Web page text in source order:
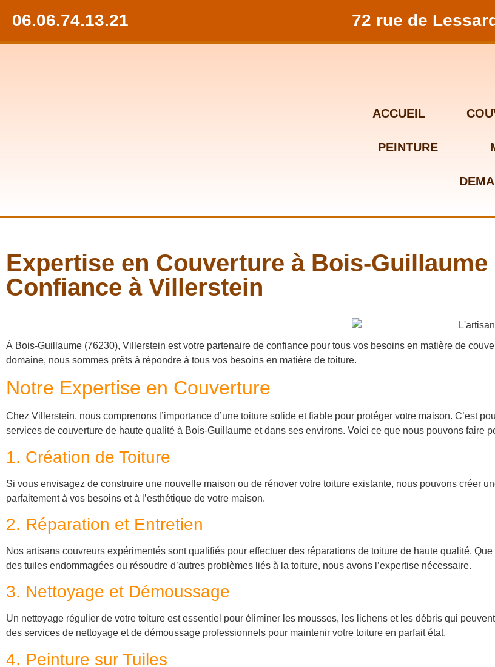
06.06.74.13.21 72 rue de
ACCUEIL
PEINTURE
Expertise en Couverture à Bois-Guillaume
Confiance à Villerstein
À Bois-Guillaume (76230), Villerstein est votre partenaire de confiance pour tous vos besoins en matière de
domaine, nous sommes prêts à répondre à tous vos besoins en matière de toiture.
Notre Expertise en Couverture
Chez Villerstein, nous comprenons l’importance d’une toiture solide et fiable pour protéger votre maison. C’est
services de couverture de haute qualité à Bois-Guillaume et dans ses environs. Voici ce que nous pouvons faire
1. Création de Toiture
Si vous envisagez de construire une nouvelle maison ou de rénover votre toiture existante, nous pouvons créer
parfaitement à vos besoins et à l’esthétique de votre maison.
2. Réparation et Entretien
Nos artisans couvreurs expérimentés sont qualifiés pour effectuer des réparations de toiture de haute qualité.
des tuiles endommagées ou résoudre d’autres problèmes liés à la toiture, nous avons l’expertise nécessaire.
3. Nettoyage et Démoussage
Un nettoyage régulier de votre toiture est essentiel pour éliminer les mousses, les lichens et les débris qui
des services de nettoyage et de démoussage professionnels pour maintenir votre toiture en parfait état.
4. Peinture sur Tuiles